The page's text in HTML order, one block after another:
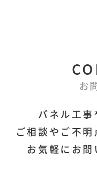
受付
フ
お
パネル工
ご相談やご不明
お気軽にお問